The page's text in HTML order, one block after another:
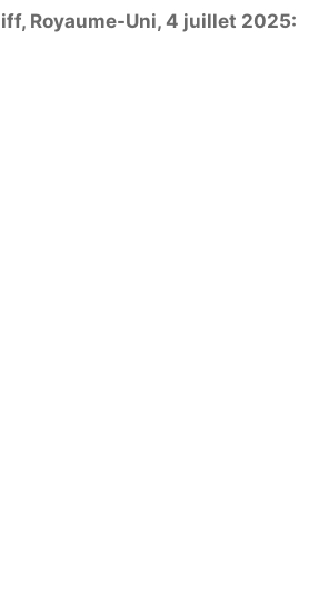
Royaume-Uni, 4 juillet 2025: